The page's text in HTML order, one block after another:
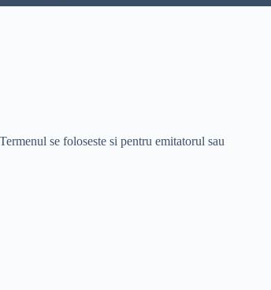
se foloseste si pentru emitatorul sau